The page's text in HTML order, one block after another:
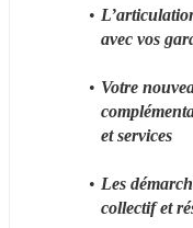
avec vos
Votre
et services
Les
collectif et